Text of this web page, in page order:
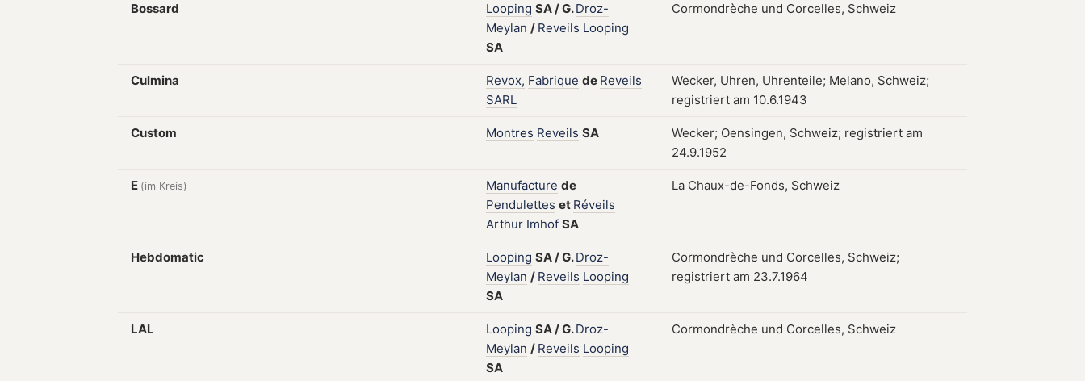
Bossard Looping SA/G.Droz-
Meylan / Reveils Looping
SA
Cormondrèche und Corcelles, Schweiz
Culmina Revox, Fabrique de Reveils
SARL
Wecker, Uhren, Uhrenteile; Melano, Schweiz;
registriert am 10.6.1943
Custom Montres Reveils SA
Wecker; Oensingen, Schweiz; registriert am
24.9.1952
E (im Kreis) Manufacture de
Pendulettes et Réveils
Arthur Imhof SA
La Chaux-de-Fonds, Schweiz
Hebdomatic Looping SA/G.Droz-
Meylan / Reveils Looping
SA
Cormondrèche und Corcelles, Schweiz;
registriert am 23.7.1964
LAL Looping SA/G.Droz-
Meylan / Reveils Looping
SA
Cormondrèche und Corcelles, Schweiz